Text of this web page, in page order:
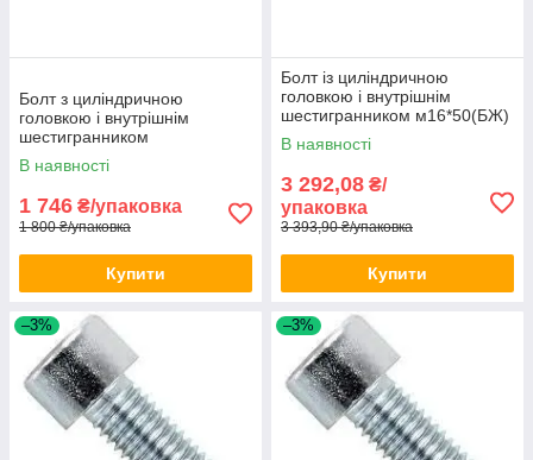
Болт з циліндричною
головкою і внутрішнім
шестигранником
м10*100(БП) DIN 912 100шт/
уп
В наявності
1 746 ₴/упаковка
1 800 ₴/упаковка
Купити
Болт із циліндричною
головкою і внутрішнім
шестигранником м16*50(БЖ)
DIN 912 100 шт./уп
В наявності
3 292,08 ₴/
упаковка
3 393,90 ₴/упаковка
Купити
–3% –3%